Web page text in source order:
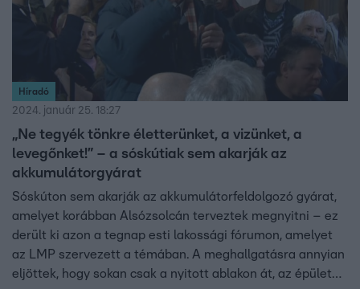
Híradó
2024. január 25. 18:27
„Ne tegyék tönkre életterünket, a vizünket, a
levegőnket!” – a sóskútiak sem akarják az
akkumulátorgyárat
Sóskúton sem akarják az akkumulátorfeldolgozó gyárat,
amelyet korábban Alsózsolcán terveztek megnyitni – ez
derült ki azon a tegnap esti lakossági fórumon, amelyet
az LMP szervezett a témában. A meghallgatásra annyian
eljöttek, hogy sokan csak a nyitott ablakon át, az épület